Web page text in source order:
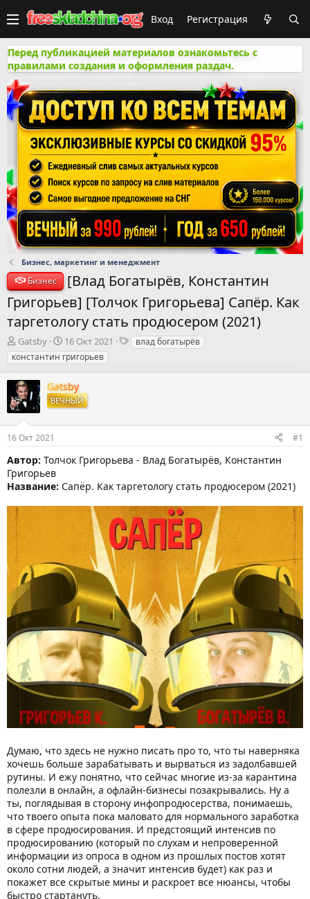
Вход Регистрация
Перед публикацией материалов ознакомьтесь с
правилами создания и оформления раздач.
Бизнес, маркетинг и менеджмент
Бизнес
[Влад Богатырёв, Константин
Григорьев] [Толчок Григорьева] Сапёр. Как
таргетологу стать продюсером (2021)
А
в
т
о
р
т
е
м
ы
Gatsby
Д
а
т
н
а
а
16 Окт 2021
Твлад богатырёв
константин григорьев
Gatsby
ВЕЧНЫЙ
16 Окт 2021 #1
Автор: Толчок Григорьева - Влад Богатырёв, Константин
Григорьев
Название: Сапёр. Как таргетологу стать продюсером (2021)
Думаю, что здесь не нужно писать про то, что ты наверняка
хочешь больше зарабатывать и вырваться из задолбавшей
рутины. И ежу понятно, что сейчас многие из-за карантина
полезли в онлайн, а офлайн-бизнесы позакрывались. Ну а
ты, поглядывая в сторону инфопродюсерства, понимаешь,
что твоего опыта пока маловато для нормального заработка
в сфере продюсирования. И предстоящий интенсив по
продюсированию (который по слухам и непроверенной
информации из опроса в одном из прошлых постов хотят
около сотни людей, а значит интенсив будет) как раз и
покажет все скрытые мины и раскроет все нюансы, чтобы
быстро стартануть.